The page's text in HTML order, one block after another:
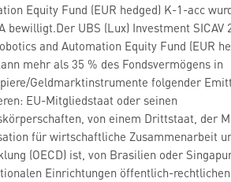
Equity Fund (EUR hedged) K-1-acc
bewilligt.Der UBS (Lux) Investment SICAV
and Automation Equity Fund (EUR
mehr als 35 % des Fondsvermögens in
Geldmarktinstrumente folgender
EU-Mitgliedstaat oder seinen
von einem Drittstaat, der
für wirtschaftliche Zusammenarbeit
(OECD) ist, von Brasilien oder
Einrichtungen öffentlich-rechtlichen